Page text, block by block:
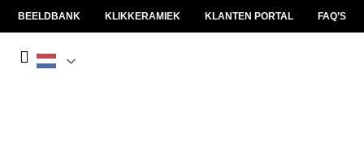
BEELDBANK KLIKKERAMIEK KLANTEN PORTAL FAQ’S